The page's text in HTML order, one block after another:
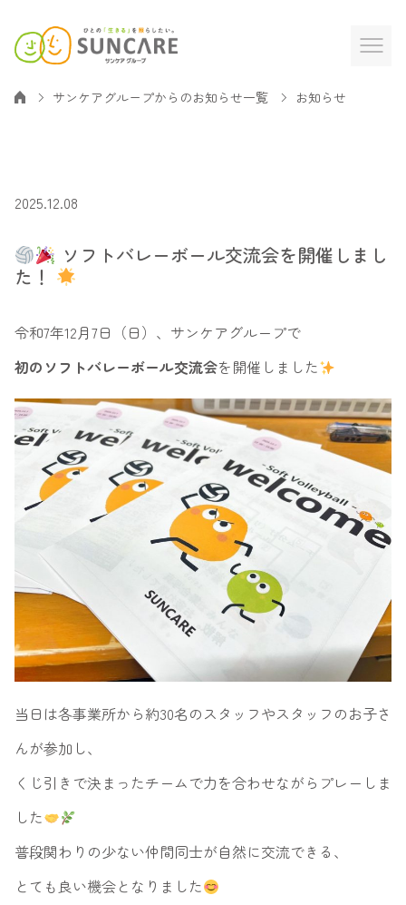
サンケアグループからのお知らせ一覧 お知らせ
2025.12.08
ソフトバレーボール交流会を開催しまし
た！
令和7年12月7日（日）、サンケアグループで
初のソフトバレーボール交流会を開催しました
当日は各事業所から約30名のスタッフやスタッフのお子さ
んが参加し、
くじ引きで決まったチームで力を合わせながらプレーしま
した
普段関わりの少ない仲間同士が自然に交流できる、
とても良い機会となりました